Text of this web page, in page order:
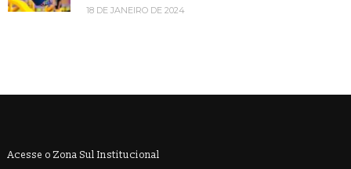
18 DE JANEIRO DE 2024
Acesse o Zona Sul Institucional